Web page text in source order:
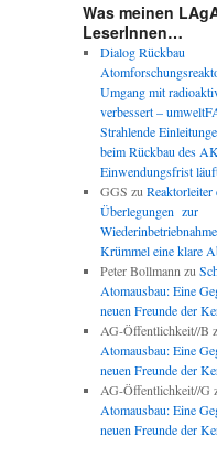
Was meinen
LeserInnen…
Dialog Rückbau
Umgang mit
verbessert –
Strahlende
beim Rückbau des
Einwendungsfrist
GGS zu Reaktorleiter
Überlegungen zur
Krümmel eine klare
Peter Bollmann zu
Atomausbau: Eine
neuen Freunde der
AG-Öffentlichkeit//B
Atomausbau: Eine
neuen Freunde der
AG-Öffentlichkeit//G
Atomausbau: Eine
neuen Freunde der